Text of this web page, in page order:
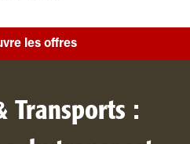
les offres
Transports :